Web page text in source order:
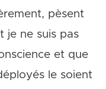
pèsent
je ne suis pas
et que
le soient